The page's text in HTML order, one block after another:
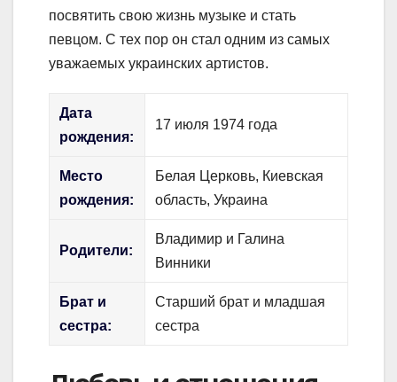
посвятить свою жизнь музыке и стать
певцом. С тех пор он стал одним из самых
уважаемых украинских артистов.
Дата
рождения:
17 июля 1974 года
Место
рождения:
Белая Церковь, Киевская
область, Украина
Родители:
Владимир и Галина
Винники
Брат и
сестра:
Старший брат и младшая
сестра